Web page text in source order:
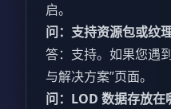
启。
问：支持资源包或纹
答：支持。如果您遇
与解决方案”页面。
问：LOD 数据存放在